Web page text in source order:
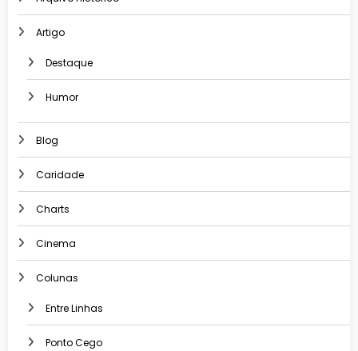
Artigo
Destaque
Humor
Blog
Caridade
Charts
Cinema
Colunas
Entre Linhas
Ponto Cego